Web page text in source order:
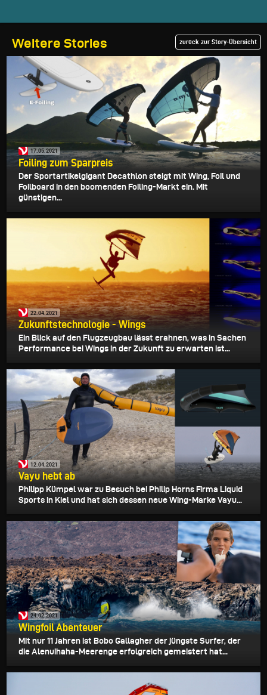
Weitere Stories zurück zur Story-Übersicht
17.05.2021
Foiling zum Sparpreis
Der Sportartikelgigant Decathlon steigt mit Wing, Foil und
Foilboard in den boomenden Foiling-Markt ein. Mit
günstigen...
22.04.2021
Zukunftstechnologie - Wings
Ein Blick auf den Flugzeugbau lässt erahnen, was in Sachen
Performance bei Wings in der Zukunft zu erwarten ist...
12.04.2021
Vayu hebt ab
Philipp Kümpel war zu Besuch bei Philip Horns Firma Liquid
Sports in Kiel und hat sich dessen neue Wing-Marke Vayu...
24.02.2021
Wingfoil Abenteuer
Mit nur 11 Jahren ist Bobo Gallagher der jüngste Surfer, der
die Alenuihaha-Meerenge erfolgreich gemeistert hat...